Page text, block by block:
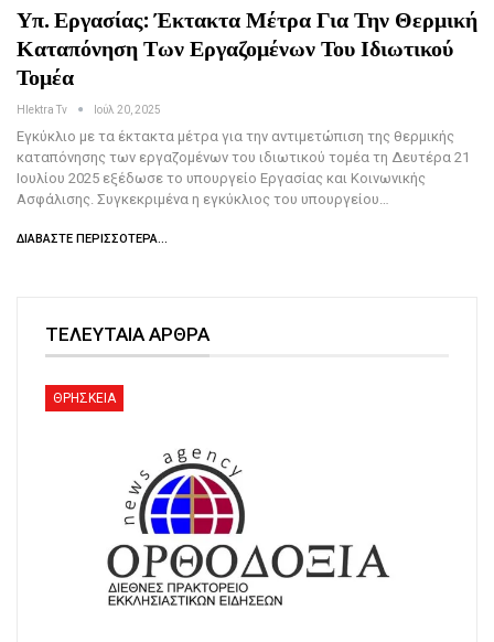
Υπ. Εργασίας: Έκτακτα Μέτρα Για Την Θερμική
Καταπόνηση Των Εργαζομένων Του Ιδιωτικού
Τομέα
Hlektra Tv Ιούλ 20, 2025
Εγκύκλιο με τα έκτακτα μέτρα για την αντιμετώπιση της θερμικής
καταπόνησης των εργαζομένων του ιδιωτικού τομέα τη Δευτέρα 21
Ιουλίου 2025 εξέδωσε το υπουργείο Εργασίας και Κοινωνικής
Ασφάλισης. Συγκεκριμένα η εγκύκλιος του υπουργείου…
ΔΙΑΒΆΣΤΕ ΠΕΡΙΣΣΌΤΕΡΑ...
ΤΕΛΕΥΤΑΙΑ ΑΡΘΡΑ
ΘΡΗΣΚΕΙΑ